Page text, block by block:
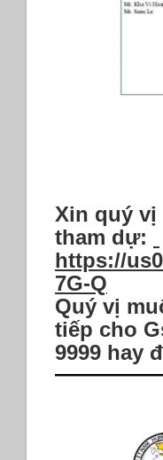
Xin quý
tham dự:
https://
7G-Q
Quý vị
tiếp cho
9999 hay